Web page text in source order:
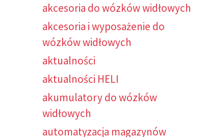
akcesoria do wózków widłowych
akcesoria i wyposażenie do
wózków widłowych
aktualności
aktualności HELI
akumulatory do wózków
widłowych
automatyzacja magazynów